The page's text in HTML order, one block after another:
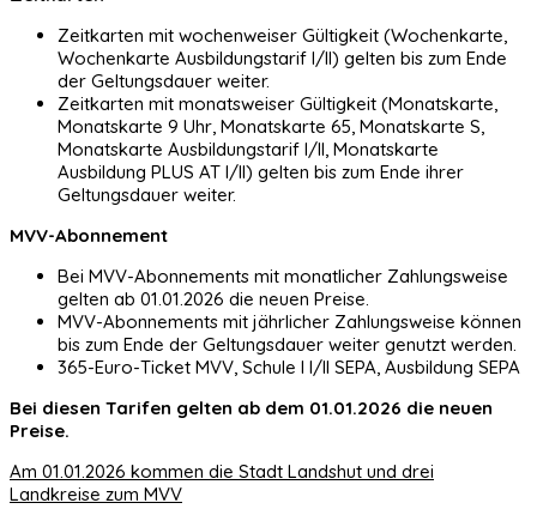
Zeitkarten mit wochenweiser Gültigkeit (Wochenkarte,
Wochenkarte Ausbildungstarif I/II) gelten bis zum Ende
der Geltungsdauer weiter.
Zeitkarten mit monatsweiser Gültigkeit (Monatskarte,
Monatskarte 9 Uhr, Monatskarte 65, Monatskarte S,
Monatskarte Ausbildungstarif I/II, Monatskarte
Ausbildung PLUS AT I/II) gelten bis zum Ende ihrer
Geltungsdauer weiter.
MVV-Abonnement
Bei MVV-Abonnements mit monatlicher Zahlungsweise
gelten ab 01.01.2026 die neuen Preise.
MVV-Abonnements mit jährlicher Zahlungsweise können
bis zum Ende der Geltungsdauer weiter genutzt werden.
365-Euro-Ticket MVV, Schule I I/II SEPA, Ausbildung SEPA
Bei diesen Tarifen gelten ab dem 01.01.2026 die neuen
Preise.
Am 01.01.2026 kommen die Stadt Landshut und drei
Landkreise zum MVV